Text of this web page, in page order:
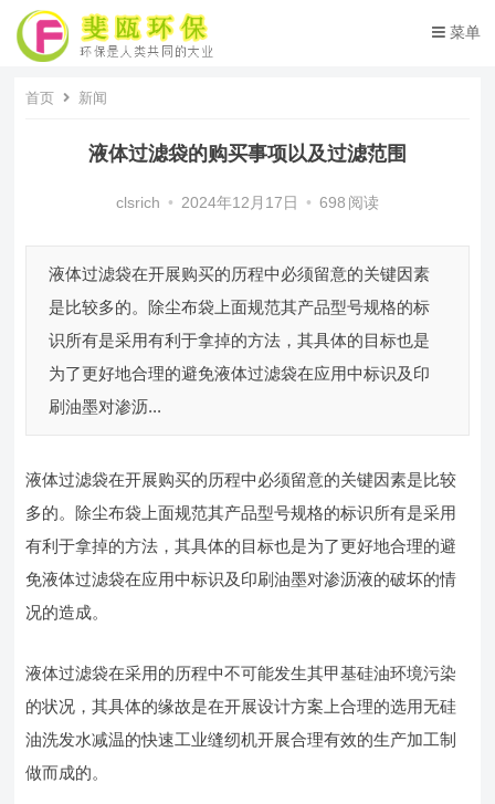
菜单
首页 新闻
液体过滤袋的购买事项以及过滤范围
clsrich • 2024年12月17日 • 698 阅读
液体过滤袋在开展购买的历程中必须留意的关键因素
是比较多的。除尘布袋上面规范其产品型号规格的标
识所有是采用有利于拿掉的方法，其具体的目标也是
为了更好地合理的避免液体过滤袋在应用中标识及印
刷油墨对渗沥...
液体过滤袋在开展购买的历程中必须留意的关键因素是比较
多的。除尘布袋上面规范其产品型号规格的标识所有是采用
有利于拿掉的方法，其具体的目标也是为了更好地合理的避
免液体过滤袋在应用中标识及印刷油墨对渗沥液的破坏的情
况的造成。
液体过滤袋在采用的历程中不可能发生其甲基硅油环境污染
的状况，其具体的缘故是在开展设计方案上合理的选用无硅
油洗发水减温的快速工业缝纫机开展合理有效的生产加工制
做而成的。